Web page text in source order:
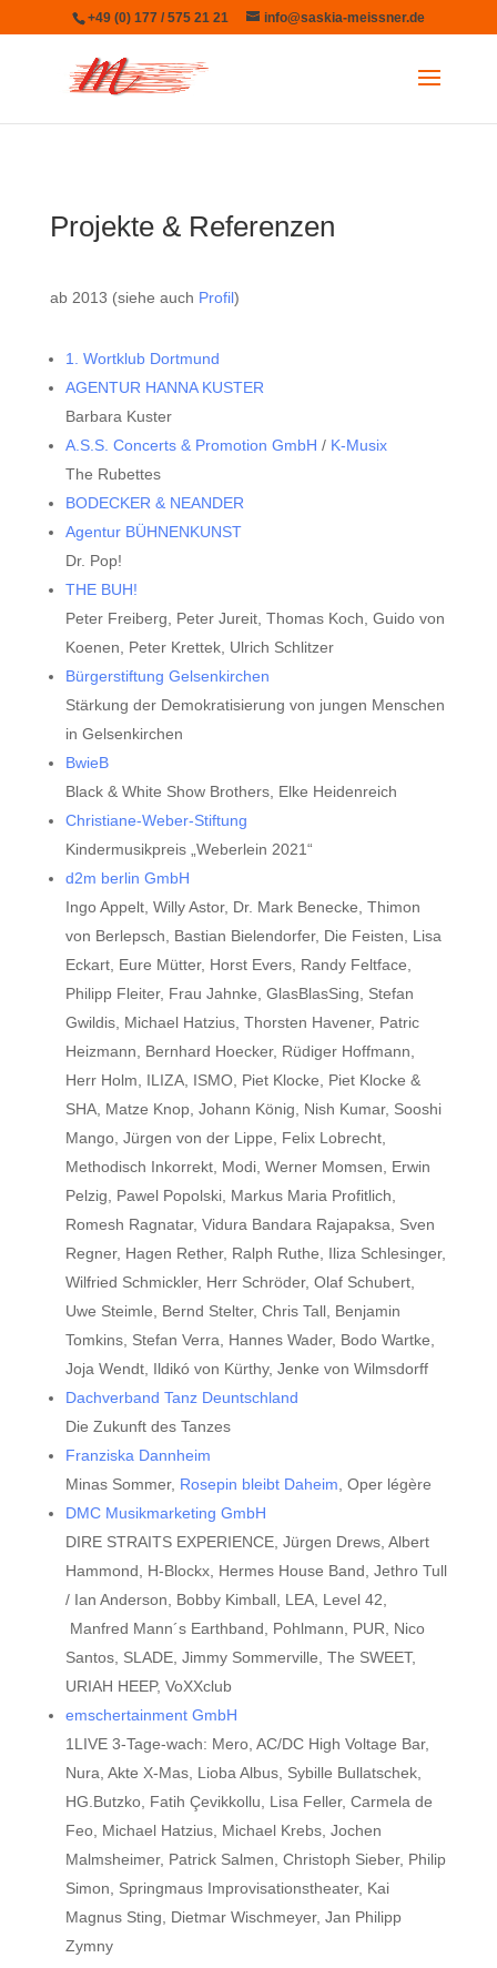
+49 (0) 177 / 575 21 21 info@saskia-meissner.de
Projekte & Referenzen
ab 2013 (siehe auch Profil)
1. Wortklub Dortmund
AGENTUR HANNA KUSTER
Barbara Kuster
A.S.S. Concerts & Promotion GmbH / K-Musix
The Rubettes
BODECKER & NEANDER
Agentur BÜHNENKUNST
Dr. Pop!
THE BUH!
Peter Freiberg, Peter Jureit, Thomas Koch, Guido von
Koenen, Peter Krettek, Ulrich Schlitzer
Bürgerstiftung Gelsenkirchen
Stärkung der Demokratisierung von jungen Menschen
in Gelsenkirchen
BwieB
Black & White Show Brothers, Elke Heidenreich
Christiane-Weber-Stiftung
Kindermusikpreis „Weberlein 2021“
d2m berlin GmbH
Ingo Appelt, Willy Astor, Dr. Mark Benecke, Thimon
von Berlepsch, Bastian Bielendorfer, Die Feisten, Lisa
Eckart, Eure Mütter, Horst Evers, Randy Feltface,
Philipp Fleiter, Frau Jahnke, GlasBlasSing, Stefan
Gwildis, Michael Hatzius, Thorsten Havener, Patric
Heizmann, Bernhard Hoecker, Rüdiger Hoffmann,
Herr Holm, ILIZA, ISMO, Piet Klocke, Piet Klocke &
SHA, Matze Knop, Johann König, Nish Kumar, Sooshi
Mango, Jürgen von der Lippe, Felix Lobrecht,
Methodisch Inkorrekt, Modi, Werner Momsen, Erwin
Pelzig, Pawel Popolski, Markus Maria Profitlich,
Romesh Ragnatar, Vidura Bandara Rajapaksa, Sven
Regner, Hagen Rether, Ralph Ruthe, Iliza Schlesinger,
Wilfried Schmickler, Herr Schröder, Olaf Schubert,
Uwe Steimle, Bernd Stelter, Chris Tall, Benjamin
Tomkins, Stefan Verra, Hannes Wader, Bodo Wartke,
Joja Wendt, Ildikó von Kürthy, Jenke von Wilmsdorff
Dachverband Tanz Deuntschland
Die Zukunft des Tanzes
Franziska Dannheim
Minas Sommer, Rosepin bleibt Daheim , Oper légère
DMC Musikmarketing GmbH
DIRE STRAITS EXPERIENCE, Jürgen Drews, Albert
Hammond, H-Blockx, Hermes House Band, Jethro Tull
/ Ian Anderson, Bobby Kimball, LEA, Level 42,
Manfred Mann´s Earthband, Pohlmann, PUR, Nico
Santos, SLADE, Jimmy Sommerville, The SWEET,
URIAH HEEP, VoXXclub
emschertainment GmbH
1LIVE 3-Tage-wach: Mero, AC/DC High Voltage Bar,
Nura, Akte X-Mas, Lioba Albus, Sybille Bullatschek,
HG.Butzko, Fatih Çevikkollu, Lisa Feller, Carmela de
Feo, Michael Hatzius, Michael Krebs, Jochen
Malmsheimer, Patrick Salmen, Christoph Sieber, Philip
Simon, Springmaus Improvisationstheater, Kai
Magnus Sting, Dietmar Wischmeyer, Jan Philipp
Zymny